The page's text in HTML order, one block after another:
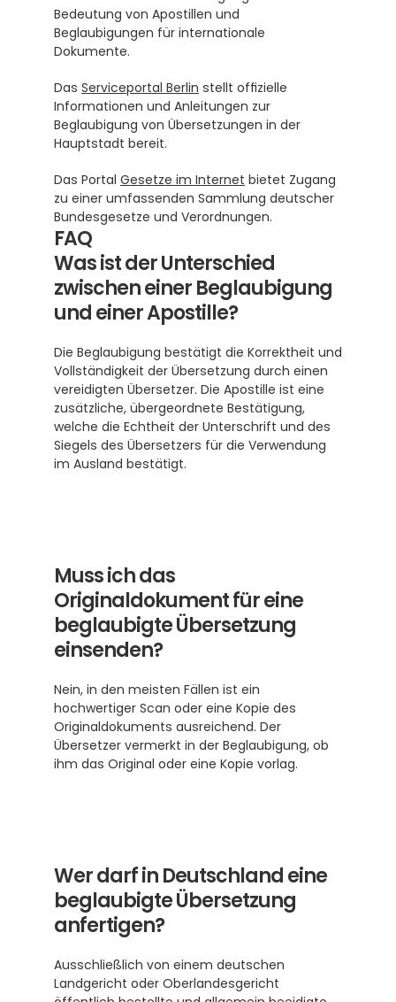
Bedeutung von Apostillen und
Beglaubigungen für internationale
Dokumente.
Das Serviceportal Berlin stellt offizielle
Informationen und Anleitungen zur
Beglaubigung von Übersetzungen in der
Hauptstadt bereit.
Das Portal Gesetze im Internet bietet Zugang
zu einer umfassenden Sammlung deutscher
Bundesgesetze und Verordnungen.
FAQ
Was ist der Unterschied
zwischen einer Beglaubigung
und einer Apostille?
Die Beglaubigung bestätigt die Korrektheit und
Vollständigkeit der Übersetzung durch einen
vereidigten Übersetzer. Die Apostille ist eine
zusätzliche, übergeordnete Bestätigung,
welche die Echtheit der Unterschrift und des
Siegels des Übersetzers für die Verwendung
im Ausland bestätigt.
Muss ich das
Originaldokument für eine
beglaubigte Übersetzung
einsenden?
Nein, in den meisten Fällen ist ein
hochwertiger Scan oder eine Kopie des
Originaldokuments ausreichend. Der
Übersetzer vermerkt in der Beglaubigung, ob
ihm das Original oder eine Kopie vorlag.
Wer darf in Deutschland eine
beglaubigte Übersetzung
anfertigen?
Ausschließlich von einem deutschen
Landgericht oder Oberlandesgericht